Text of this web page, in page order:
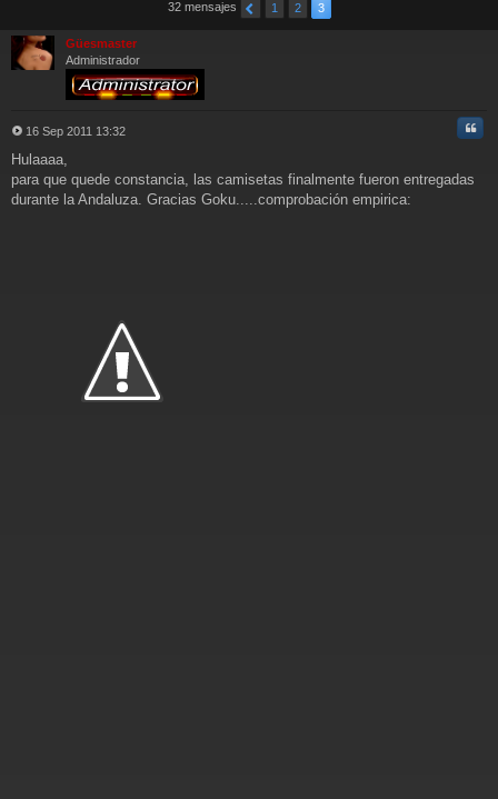
s
32 mensajes 1 2 3
Güesmaster
Administrador
Citar
e
n
16 Sep 2011 13:32
Hulaaaa,
para que quede constancia, las camisetas finalmente fueron entregadas
durante la Andaluza. Gracias Goku.....comprobación empirica: